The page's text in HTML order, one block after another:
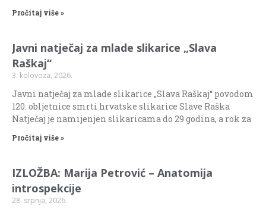
Pročitaj više »
Javni natječaj za mlade slikarice „Slava
Raškaj“
3. kolovoza, 2026.
Javni natječaj za mlade slikarice „Slava Raškaj“ povodom
120. obljetnice smrti hrvatske slikarice Slave Raška
Natječaj je namijenjen slikaricama do 29 godina, a rok za
Pročitaj više »
IZLOŽBA: Marija Petrović – Anatomija
introspekcije
28. srpnja, 2026.